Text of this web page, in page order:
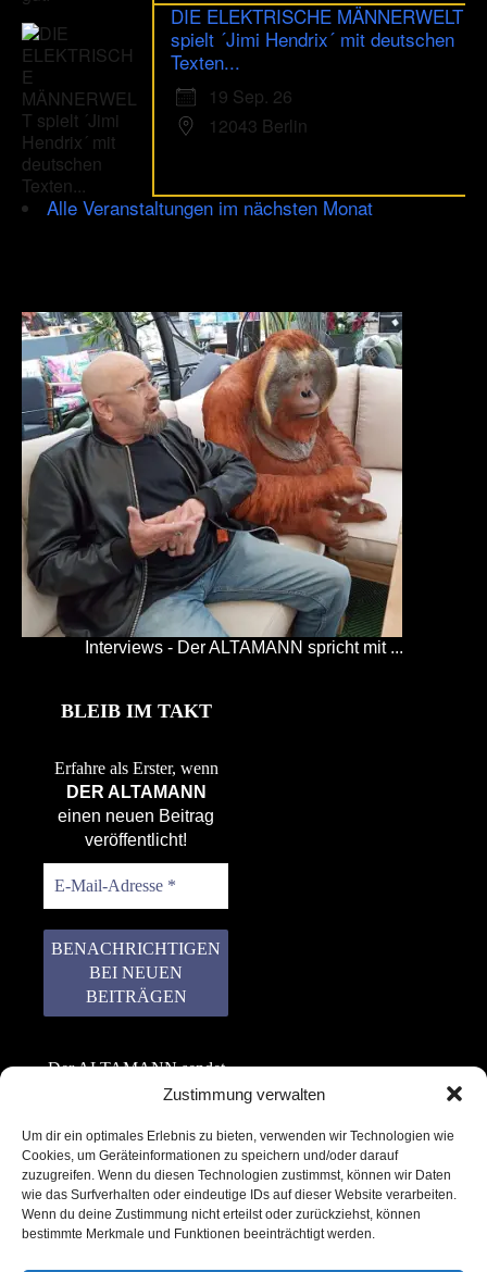
Zustimmung verwalten
Um dir ein optimales Erlebnis zu bieten, verwenden wir Technologien wie
Cookies, um Geräteinformationen zu speichern und/oder darauf
zuzugreifen. Wenn du diesen Technologien zustimmst, können wir Daten
wie das Surfverhalten oder eindeutige IDs auf dieser Website verarbeiten.
Wenn du deine Zustimmung nicht erteilst oder zurückziehst, können
bestimmte Merkmale und Funktionen beeinträchtigt werden.
DIE ELEKTRISCHE MÄNNERWELT
spielt ´Jimi Hendrix´ mit deutschen
Texten...
19 Sep. 26
12043 Berlin
Alle Veranstaltungen im nächsten Monat
Interviews - Der ALTAMANN spricht mit ...
BLEIB IM TAKT
Erfahre als Erster, wenn
DER ALTAMANN
einen neuen Beitrag
veröffentlicht!
Der ALTAMANN sendet
keinen Spam! Er gibt
weiter. Erfahre mehr in
unserer
Datenschutzerklärung.